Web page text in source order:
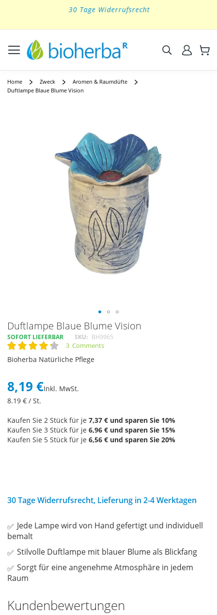
to
30 Tage Widerrufsrecht
Suchen
Home Zweck
Aromen & Raumdüfte
Duftlampe Blaue Blume Vision
Duftlampe Blaue Blume Vision
SOFORT LIEFERBAR SKU BH9965
Rating: 3 Comments
Bioherba Natürliche Pflege
8,19 €Inkl. MwSt.
8.19 € / St.
Kaufen Sie 2 Stück für je 7,37 € und sparen Sie 10%
Kaufen Sie 3 Stück für je 6,96 € und sparen Sie 15%
Kaufen Sie 5 Stück für je 6,56 € und sparen Sie 20%
30 Tage Widerrufsrecht, Lieferung in 2-4 Werktagen
Jede Lampe wird von Hand gefertigt und individuell
bemalt
Stilvolle Duftlampe mit blauer Blume als Blickfang
Sorgt für eine angenehme Atmosphäre in jedem
Raum
Kundenbewertungen
Skip
to
the
beginning
of
images
gallery